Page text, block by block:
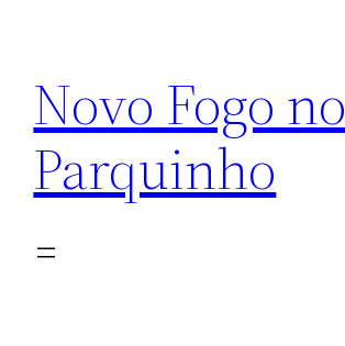
conteúdo
Novo Fogo no
Parquinho